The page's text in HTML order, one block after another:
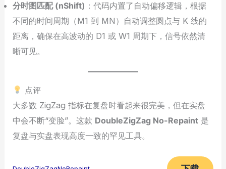
分时图匹配 (nShift) ：代码内置了自动偏移逻辑，根据
不同的时间周期（M1 到 MN）自动调整圆点与 K 线的
距离，确保在高波动的 D1 或 W1 周期下，信号依然清
晰可见。
点评
大多数 ZigZag 指标在复盘时看起来很完美，但在实盘
中会不断“变脸”。这款 DoubleZigZag No-Repaint 是
复盘与实盘表现高度一致的罕见工具。